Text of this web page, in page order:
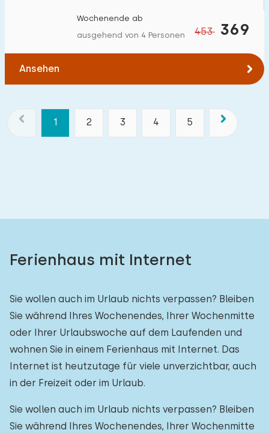
453 369
Wochenende ab
ausgehend von 4 Personen
Ansehen
1 2 3 4 5
Ferienhaus mit Internet
Sie wollen auch im Urlaub nichts verpassen? Bleiben
Sie während Ihres Wochenendes, Ihrer Wochenmitte
oder Ihrer Urlaubswoche auf dem Laufenden und
wohnen Sie in einem Ferienhaus mit Internet. Das
Internet ist heutzutage für viele unverzichtbar, auch
in der Freizeit oder im Urlaub.
Sie wollen auch im Urlaub nichts verpassen? Bleiben
Sie während Ihres Wochenendes, Ihrer Wochenmitte